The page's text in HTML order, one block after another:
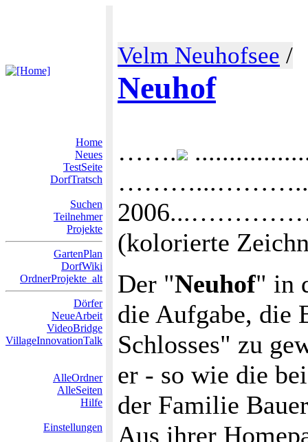
Velm Neuhofsee /
Neuhof
Home
Neues
TestSeite
DorfTratsch
Suchen
Teilnehmer
Projekte
GartenPlan
DorfWiki
OrdnerProjekte_alt
Dörfer
NeueArbeit
VideoBridge
VillageInnovationTalk
AlleOrdner
AlleSeiten
Hilfe
Einstellungen
…….
(kolorierte
Der "Neuhof" in
die Aufgabe, die
Schlosses" zu
er - so wie die
der Familie
Aus ihrer